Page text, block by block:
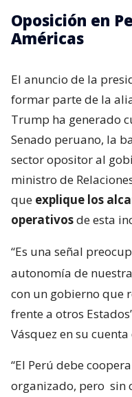
Oposición en
Américas
El anuncio de la
formar parte de la
Trump ha generado
Senado peruano, la
sector opositor al
ministro de
que explique los
operativosde esta
“Es una señal
autonomía de
con un gobierno que
frente a otros
Vásquez en su cuenta
“El Perú debe
organizado, pero sin